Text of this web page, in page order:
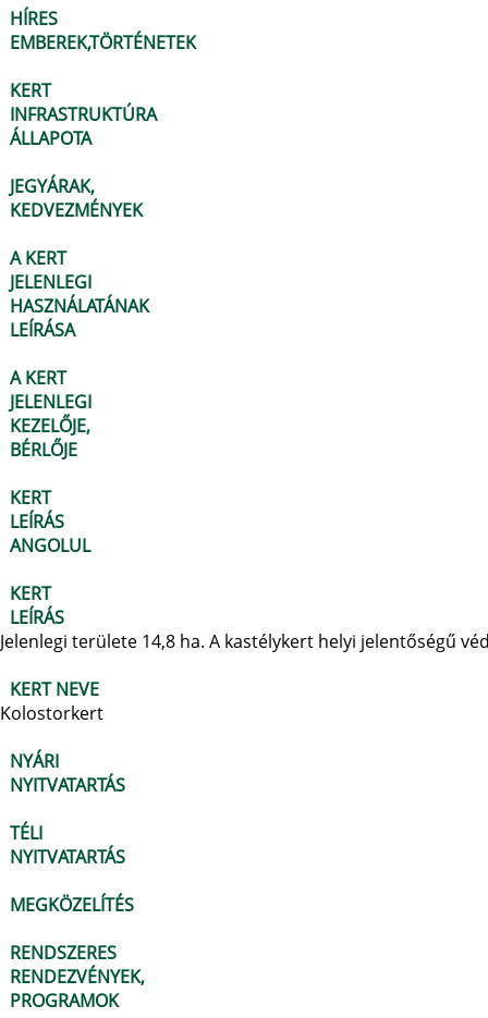
HÍRES
EMBEREK,TÖRTÉNETEK
KERT
INFRASTRUKTÚRA
ÁLLAPOTA
JEGYÁRAK,
KEDVEZMÉNYEK
A KERT
JELENLEGI
HASZNÁLATÁNAK
LEÍRÁSA
A KERT
JELENLEGI
KEZELŐJE,
BÉRLŐJE
KERT
LEÍRÁS
ANGOLUL
KERT
LEÍRÁS
Jelenlegi területe 14,8 ha. A kastélykert helyi jelentőségű
KERT NEVE
Kolostorkert
NYÁRI
NYITVATARTÁS
TÉLI
NYITVATARTÁS
MEGKÖZELÍTÉS
RENDSZERES
RENDEZVÉNYEK,
PROGRAMOK